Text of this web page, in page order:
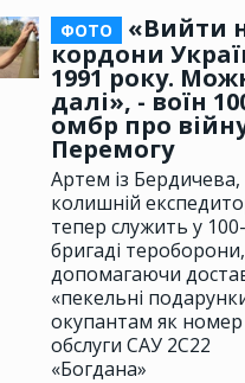
ФОТО
«Вийти
кордони
1991 року.
далі», - воїн
омбр про
Перемогу
Артем із Бердичева,
колишній
тепер служить у
бригаді тероборони,
допомагаючи
«пекельні
окупантам як номер
обслуги САУ 2С22
«Богдана»